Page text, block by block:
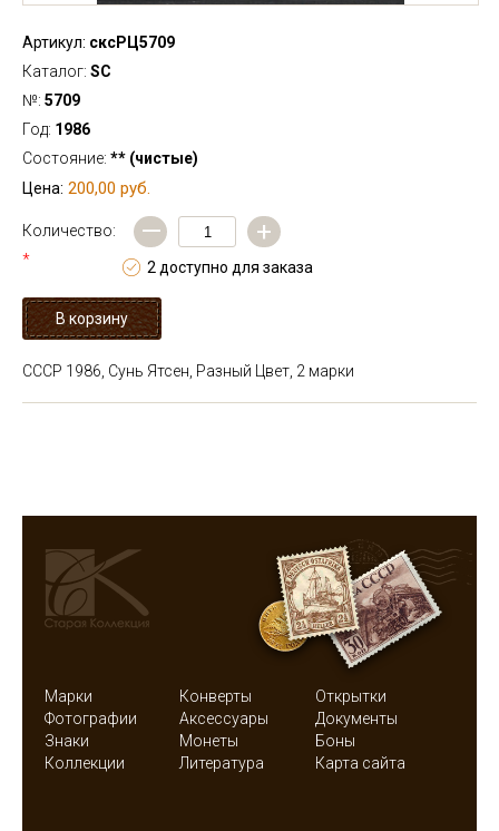
Артикул: сксРЦ5709
Каталог: SC
№: 5709
Год: 1986
Состояние: ** (чистые)
Цена: 200,00 руб.
Количество:
*
— +
2 доступно для заказа
СССР 1986, Сунь Ятсен, Разный Цвет, 2 марки
Марки Конверты
Открытки
Фотографии
Аксессуары
Документы
Знаки
Монеты
Боны
Коллекции
Литература Карта сайта